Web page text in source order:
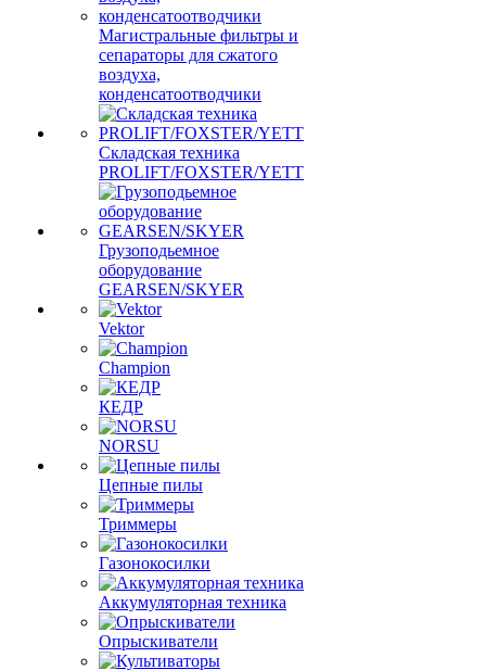
Магистральные фильтры и
сепараторы для сжатого
воздуха,
конденсатоотводчики
Складская техника
PROLIFT/FOXSTER/YETT
Грузоподьемное
оборудование
GEARSEN/SKYER
Vektor
Champion
КЕДР
NORSU
Цепные пилы
Триммеры
Газонокосилки
Аккумуляторная техника
Опрыскиватели